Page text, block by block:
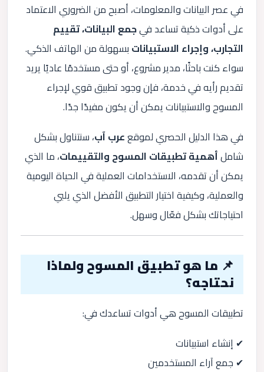
في عصر البيانات والمعلومات، أصبح من الضروري الاعتماد
على أدوات ذكية تساعد فيجمع البيانات، تقييم
التجارب، وإجراء الاستبيانات بسهولة من الهاتف الذكي.
سواء كنت باحثًا، مدير مشروع، أو حتى مستخدمًا عاديًا يريد
تقديم رأيه في خدمة، فإن وجود تطبيق قوي لإجراء
المسوح والاستبيانات يمكن أن يكون مفيدًا جدًا.
في هذا الدليل الحصري لموقععرب آب، سنتناول بشكل
شاملأهمية تطبيقات المسوح والتقييمات، ما الذي
يمكن أن تقدمه، الاستخدامات العملية في الحياة اليومية
والعملية، وكيفية اختيار التطبيق الأفضل الذي يلبي
احتياجاتك بشكل فعّال وسهل.
📌 ما هو تطبيق المسوح ولماذا
نحتاجه؟
تطبيقات المسوح هي أدوات تساعدك في:
✔ إنشاء استبيانات
✔ جمع آراء المستخدمين